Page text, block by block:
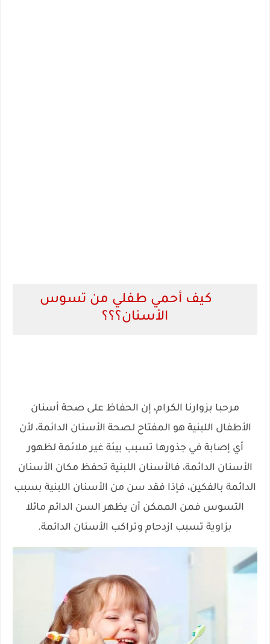
كيف أحمي طفلي من تسوس
الأسنان؟؟؟
مرحبا بزوارنا الكرام، إن الحفاظ على صحة أسنان
الأطفال اللبنية هو المفتاح لصحة الأسنان الدائمة، لأن
أي إصابة في جذورها تسبب بيئة غير ملائمة لظهور
الأسنان الدائمة، فالأسنان اللبنية تحفظ مكان الأسنان
الدائمة بالفكين، فإذا فقد سن من الأسنان اللبنية بسبب
التسوس فمن الممكن أن يظهر السن الدائم مائلا
بزاوية تسبب ازدحام وتراكب الأسنان الدائمة.